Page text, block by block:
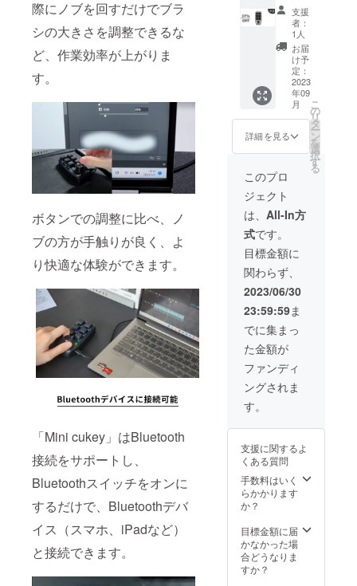
際にノブを回すだけでブラ
シの大きさを調整できるな
ど、作業効率が上がりま
す。
ボタンでの調整に比べ、ノ
ブの方が手触りが良く、よ
り快適な体験ができます。
「Mini cukey」はBluetooth
接続をサポートし、
Bluetoothスイッチをオンに
するだけで、Bluetoothデバ
イス（スマホ、iPadなど）
と接続できます。
」本体
×1 ・充
電ケー
ブル×1
・日本
語取扱
説明書
割
37％OF
F】カス
タム
キー
ボード
「Mini
cukey
」×2 定
価:18,4
00円
（税
込） ※
送料無
料（日
本国内
限定）
内容
物： ・
「Mini
cukey
」本体
×2 ・充
電ケー
ブル×2
・日本
語取扱
説明書
×2
支援
者：
1人
お届
け予
定：
2023
年09
月
詳細を見る
こ
の
リ
タ
ー
ン
を
選
択
す
る
このプロ
ジェクト
は、 All-In方
式です。
目標金額に
関わらず、
2023/06/30
23:59:59ま
でに集まっ
た金額が
ファンディ
ングされま
す。
支援に関するよ
くある質問
手数料はいく
らかかります
か？
目標金額に届
かなかった場
合どうなりま
すか？